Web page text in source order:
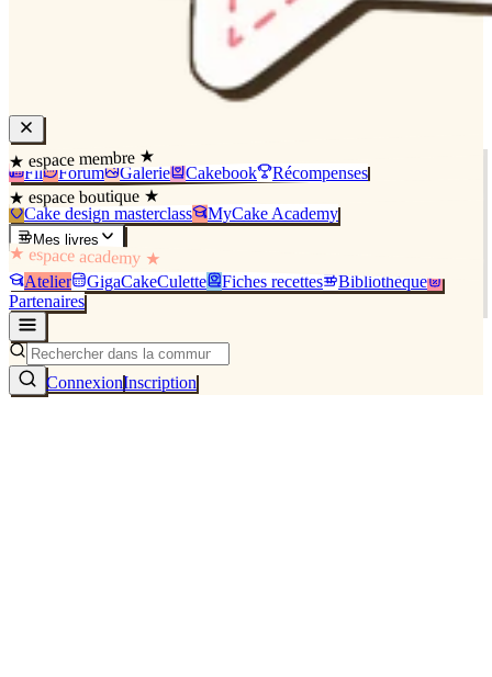
★ espace membre ★
Fil Forum Galerie Cakebook Récompenses
★ espace boutique ★
Cake design masterclass MyCake Academy
Mes livres
★ espace academy ★
Atelier GigaCakeCulette Fiches recettes
Bibliothèque
Partenaires
ConnexionInscription